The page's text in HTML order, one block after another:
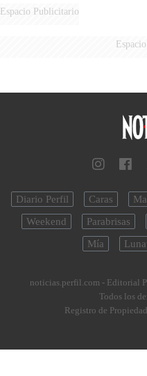
Espacio Publicitario
Diario Perfil Caras
Weekend
Parabrisas
Mía
noticias.perfil.com - Editorial
Todos los
Registro de